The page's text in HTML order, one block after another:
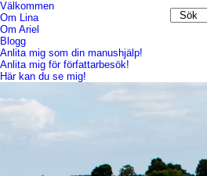
Välkommen
Om Lina
Om Ariel
Blogg
Anlita mig som din manushjälp!
Anlita mig för författarbesök!
Här kan du se mig!